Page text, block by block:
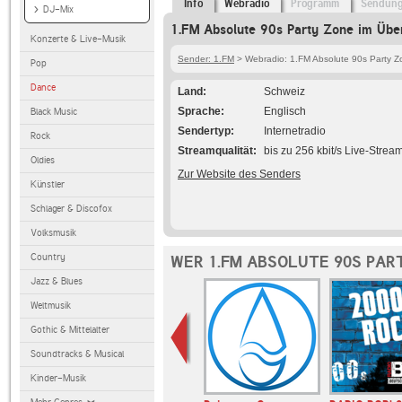
DJ-Mix
Konzerte & Live-Musik
Pop
Dance
Black Music
Rock
Oldies
Künstler
Schlager & Discofox
Volksmusik
Country
Jazz & Blues
Weltmusik
Gothic & Mittelalter
Soundtracks & Musical
Kinder-Musik
Info Webradio Programm
1.FM Absolute 90s Party Zone im
Sender: 1.FM > Webradio: 1.FM Absolute 90s Party
Land
Schweiz
Sprache
Englisch
Sendertyp
Internetradio
Streamqualität
bis zu 256 kbit/s Live-
Zur Website des Senders
WER 1.FM ABSOLUTE 90S